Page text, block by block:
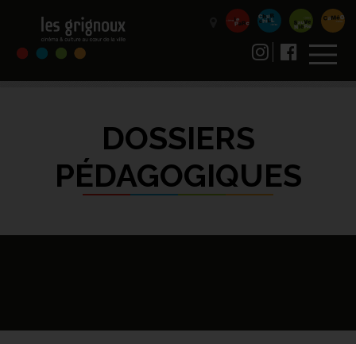
DOSSIERS
PÉDAGOGIQUES